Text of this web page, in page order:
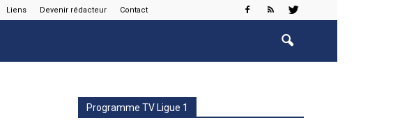
Liens Devenir rédacteur Contact
Programme TV Ligue 1